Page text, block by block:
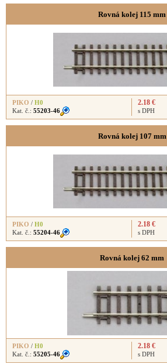
Rovná kolej 115 mm
PIKO / H0
Kat. č.: 55203-46
2.18 €
s DPH
Rovná kolej 107 mm
PIKO / H0
Kat. č.: 55204-46
2.18 €
s DPH
Rovná kolej 62 mm
PIKO / H0
Kat. č.: 55205-46
2.18 €
s DPH